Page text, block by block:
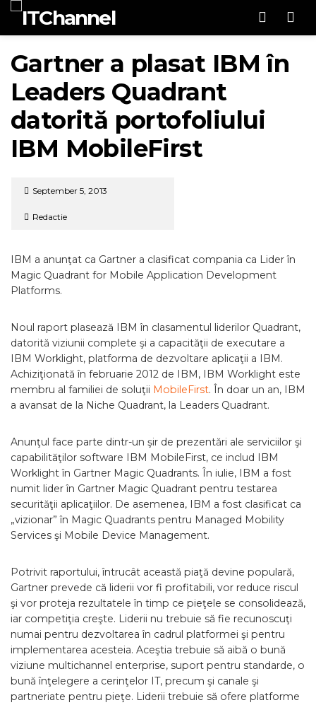
Gartner a plasat IBM în
Leaders Quadrant
datorită portofoliului
IBM MobileFirst
September 5, 2013
Redactie
IBM a anunţat ca Gartner a clasificat compania ca Lider în
Magic Quadrant for Mobile Application Development
Platforms.
Noul raport plasează IBM în clasamentul liderilor Quadrant,
datorită viziunii complete şi a capacităţii de executare a
IBM Worklight, platforma de dezvoltare aplicaţii a IBM.
Achiziţionată în februarie 2012 de IBM, IBM Worklight este
membru al familiei de soluţii MobileFirst. În doar un an, IBM
a avansat de la Niche Quadrant, la Leaders Quadrant.
Anunţul face parte dintr-un şir de prezentări ale serviciilor şi
capabilităţilor software IBM MobileFirst, ce includ IBM
Worklight în Gartner Magic Quadrants. În iulie, IBM a fost
numit lider în Gartner Magic Quadrant pentru testarea
securităţii aplicaţiilor. De asemenea, IBM a fost clasificat ca
„vizionar” în Magic Quadrants pentru Managed Mobility
Services şi Mobile Device Management.
Potrivit raportului, întrucât această piaţă devine populară,
Gartner prevede că liderii vor fi profitabili, vor reduce riscul
şi vor proteja rezultatele în timp ce pieţele se consolidează,
iar competiţia creşte. Liderii nu trebuie să fie recunoscuţi
numai pentru dezvoltarea în cadrul platformei şi pentru
implementarea acesteia. Aceştia trebuie să aibă o bună
viziune multichannel enterprise, suport pentru standarde, o
bună înţelegere a cerinţelor IT, precum şi canale şi
partneriate pentru pieţe. Liderii trebuie să ofere platforme